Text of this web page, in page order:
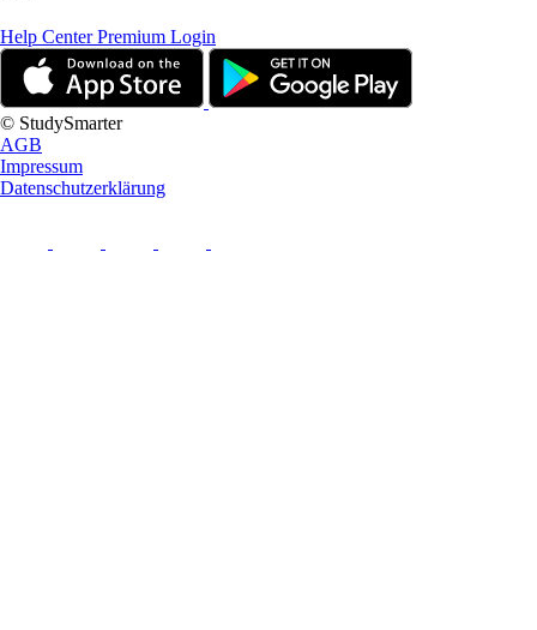
Help CenterPremium Login
© StudySmarter
AGB
Impressum
Datenschutzerklärung